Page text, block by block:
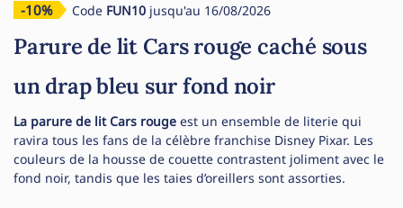
-10% Code FUN10 jusqu'au 16/08/2026
Parure de lit Cars rouge caché sous
un drap bleu sur fond noir
La parure de lit Cars rouge est un ensemble de literie qui
ravira tous les fans de la célèbre franchise Disney Pixar. Les
couleurs de la housse de couette contrastent joliment avec le
fond noir, tandis que les taies d’oreillers sont assorties.